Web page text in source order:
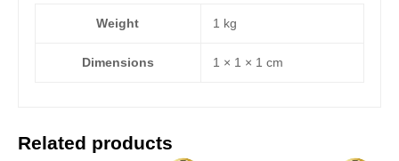
Weight 1 kg
Dimensions 1 × 1 × 1 cm
Related products